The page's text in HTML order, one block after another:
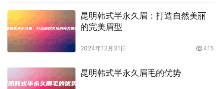
昆明韩式半永久眉：打造自然美丽
的完美眉型
2024年12月31日 415
昆明韩式半永久眉毛的优势